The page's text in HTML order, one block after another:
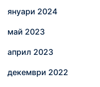
януари 2024
май 2023
април 2023
декември 2022